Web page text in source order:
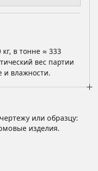
в тонне ≈ 333
вес партии
и влажности.
или образцу:
изделия.